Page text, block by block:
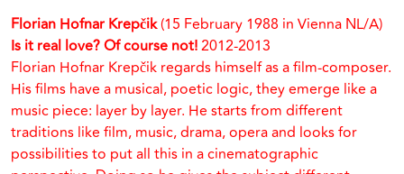
Florian Hofnar Krepčik(15 February 1988 in Vienna NL/A)
Is it real love? Of course not!2012-2013
Florian Hofnar Krepčik regards himself as a film-composer.
His films have a musical, poetic logic, they emerge like a
music piece: layer by layer. He starts from different
traditions like film, music, drama, opera and looks for
possibilities to put all this in a cinematographic